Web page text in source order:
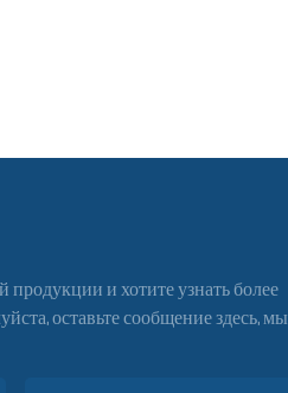
и хотите узнать более
оставьте сообщение здесь, мы